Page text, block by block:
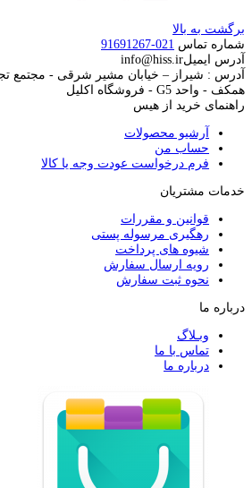
برگشت به بالا
شماره تماس 021-91691267
آدرس ایمیلinfo@hiss.ir
آدرس : شیراز – خیابان مشیر شرقی - مجتمع
همکف - واحد G5 - فروشگاه اکلیل
راهنمای خرید از هیس
آرشیو محصولات
حساب من
فرم درخواست عودت وجه یا کالا
خدمات مشتریان
قوانین و مقررات
رهگیری مرسوله پستی
شیوه های پرداخت
رویه ارسال سفارش
نحوه ثبت سفارش
درباره ما
وبـلاگ
تماس با ما
درباره ما